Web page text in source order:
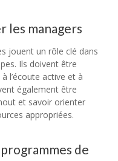
les managers
jouent un rôle clé dans
Ils doivent être
l’écoute active et à
également être
et savoir orienter
appropriées.
de